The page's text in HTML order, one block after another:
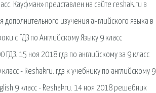
Кауфман» представлен на сайте reshak.ru в
изучения английского языка в
с ГДЗ по Английскому Языку 9 класс
15 ноя 2018 гдз по английскому за 9 класс
- Reshakru. гдз к учебнику по английскому 9
9 класс - Reshakru. 14 ноя 2018 решебник